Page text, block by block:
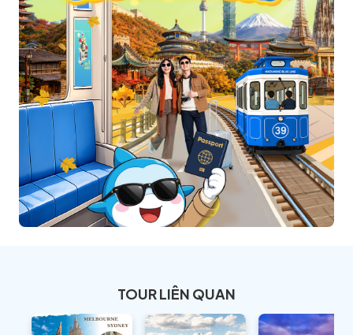
TOUR LIÊN QUAN